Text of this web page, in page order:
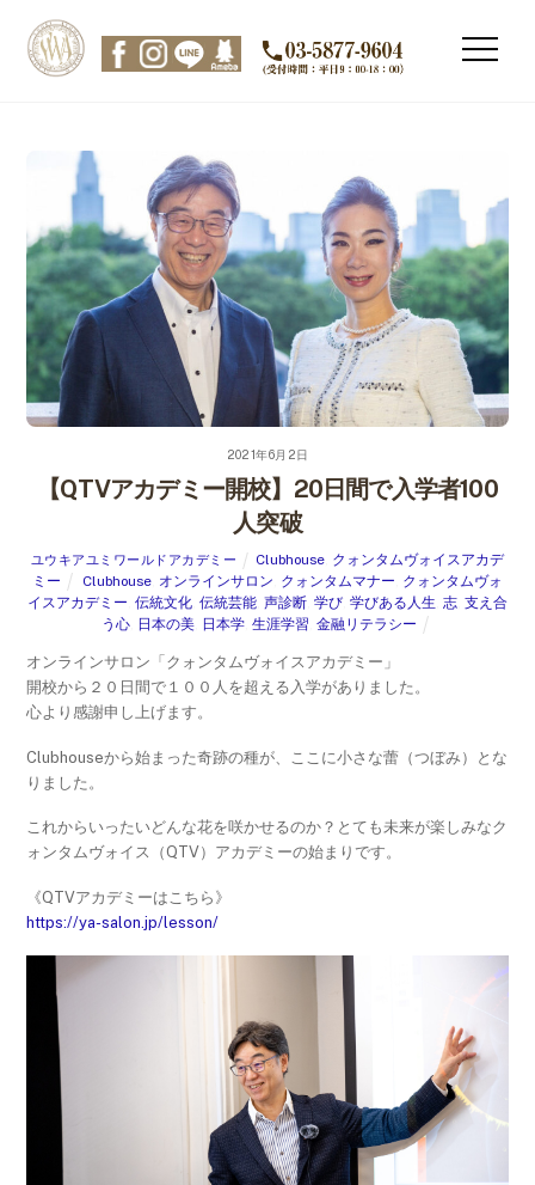
content
Menu
2021年6月2日
【QTVアカデミー開校】20日間で入学者100
人突破
ユウキアユミワールドアカデミー Clubhouse クォンタムヴォイスアカデ
ミー
Clubhouse, オンラインサロン クォンタムマナー クォンタムヴォ
イスアカデミー 伝統文化 伝統芸能 声診断 学び 学びある人生 志 支え合
う心, 日本の美, 日本学, 生涯学習 金融リテラシー
オンラインサロン「クォンタムヴォイスアカデミー」
開校から２０日間で１００人を超える入学がありました。
心より感謝申し上げます。
Clubhouseから始まった奇跡の種が、ここに小さな蕾（つぼみ）とな
りました。
これからいったいどんな花を咲かせるのか？とても未来が楽しみなク
ォンタムヴォイス（QTV）アカデミーの始まりです。
《QTVアカデミーはこちら》
https://ya-salon.jp/lesson/